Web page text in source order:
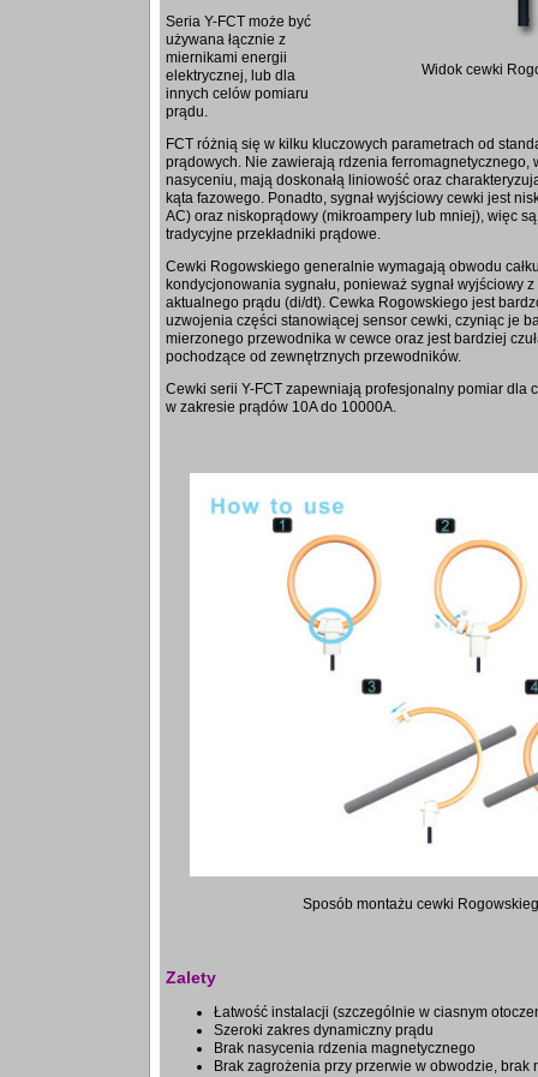
Widok cewki
Seria Y-FCT może być
używana łącznie z
miernikami energii
elektrycznej, lub dla
innych celów pomiaru
prądu.
FCT różnią się w kilku kluczowych parametrach od
prądowych. Nie zawierają rdzenia ferromagnetycznego,
nasyceniu, mają doskonałą liniowość oraz
kąta fazowego. Ponadto, sygnał wyjściowy cewki jest
AC) oraz niskoprądowy (mikroampery lub mniej), więc
tradycyjne przekładniki prądowe.
Cewki Rogowskiego generalnie wymagają obwodu
kondycjonowania sygnału, ponieważ sygnał wyjściowy
aktualnego prądu (di/dt). Cewka Rogowskiego jest
uzwojenia części stanowiącej sensor cewki, czyniąc je
mierzonego przewodnika w cewce oraz jest bardziej
pochodzące od zewnętrznych przewodników.
Cewki serii Y-FCT zapewniają profesjonalny pomiar dla
w zakresie prądów 10A do 10000A.
Sposób montażu cewki
Zalety
Łatwość instalacji (szczególnie w ciasnym
Szeroki zakres dynamiczny prądu
Brak nasycenia rdzenia magnetycznego
Brak zagrożenia przy przerwie w obwodzie, brak